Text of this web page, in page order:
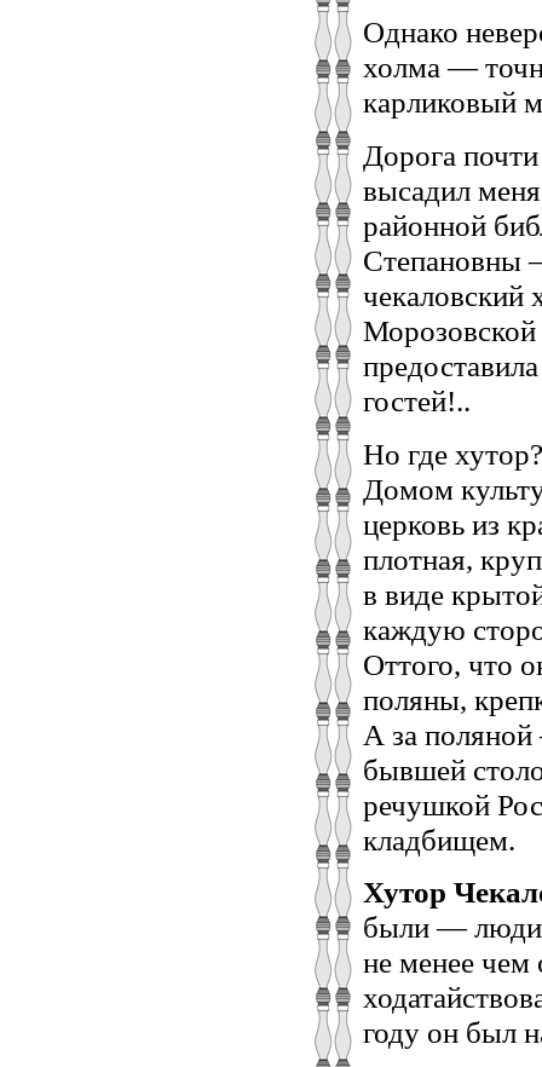
Однако
холма —
карликовый
Дорога
высадил
районной
Степановны
чекаловский
гостей!..
Но где
Домом
церковь из
плотная,
в виде
каждую
Оттого, что
поляны,
А за
бывшей
речушкой
кладбищем.
Хутор
были —
не менее чем
году он был